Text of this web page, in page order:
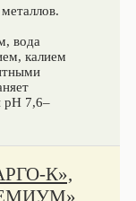
вода
калием
pH 7,6–
К»,